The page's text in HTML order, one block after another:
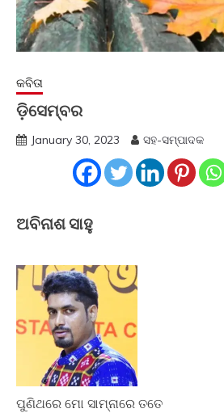
କବିତା
ଡ଼ିସେମ୍ବର
January 30, 2023 ସହ-ସମ୍ପାଦକ
ଅବିନାଶ ସାହୁ
ପୁଣିଥରେ ମୋ ସାମ୍ନାରେ ତତେ